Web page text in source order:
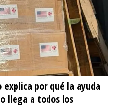
explica por qué la ayuda
llega a todos los